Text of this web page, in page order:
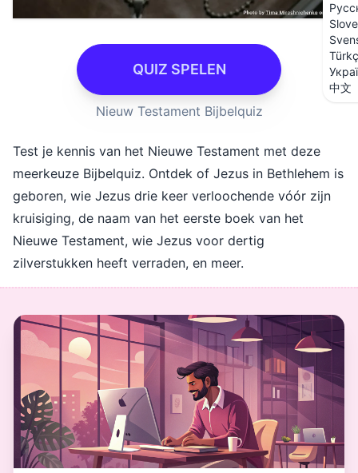
中文
QUIZ SPELEN
Nieuw Testament Bijbelquiz
Test je kennis van het Nieuwe Testament met deze
meerkeuze Bijbelquiz. Ontdek of Jezus in Bethlehem is
geboren, wie Jezus drie keer verloochende vóór zijn
kruisiging, de naam van het eerste boek van het
Nieuwe Testament, wie Jezus voor dertig
zilverstukken heeft verraden, en meer.